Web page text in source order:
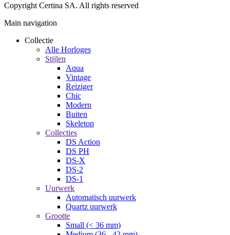
Copyright Certina SA. All rights reserved
Main navigation
Collectie
Alle Horloges
Stijlen
Aqua
Vintage
Reiziger
Chic
Modern
Buiten
Skeleton
Collecties
DS Action
DS PH
DS-X
DS-2
DS-1
Uurwerk
Automatisch uurwerk
Quartz uurwerk
Grootte
Small (< 36 mm)